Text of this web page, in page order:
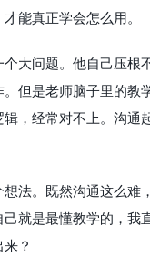
能真正学会怎么用。
大问题。他自己压根
但是老师脑子里的教
，经常对不上。沟通
法。既然沟通这么难
就是最懂教学的，我
？